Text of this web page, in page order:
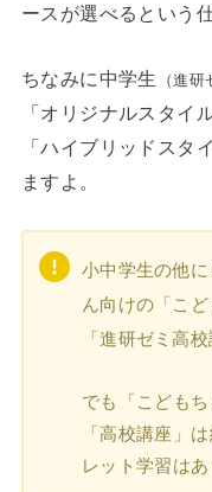
ースが選べるという
ちなみに中学生 （進研
「オリジナルスタイ
「ハイブリッドスタ
ますよ。
小中学生の他
ん向けの「こ
「進研ゼミ高
でも「こども
「高校講座」
レット学習はあ